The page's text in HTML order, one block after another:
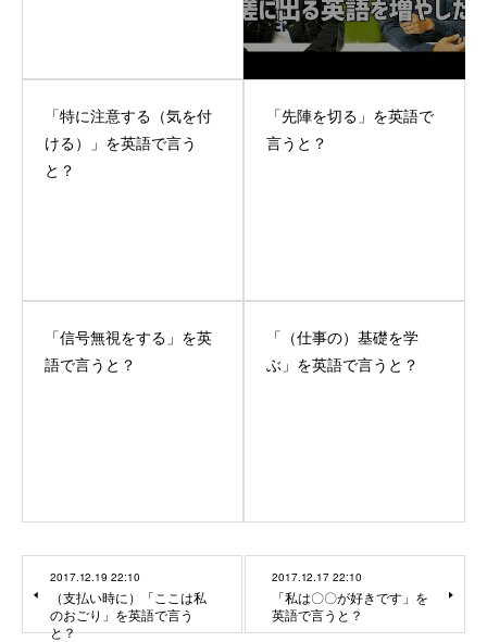
「特に注意する（気を付
ける）」を英語で言う
と？
「先陣を切る」を英語で
言うと？
「信号無視をする」を英
語で言うと？
「（仕事の）基礎を学
ぶ」を英語で言うと？
2017.12.19 22:10
（支払い時に）「ここは私
のおごり」を英語で言う
と？
2017.12.17 22:10
「私は〇〇が好きです」を
英語で言うと？